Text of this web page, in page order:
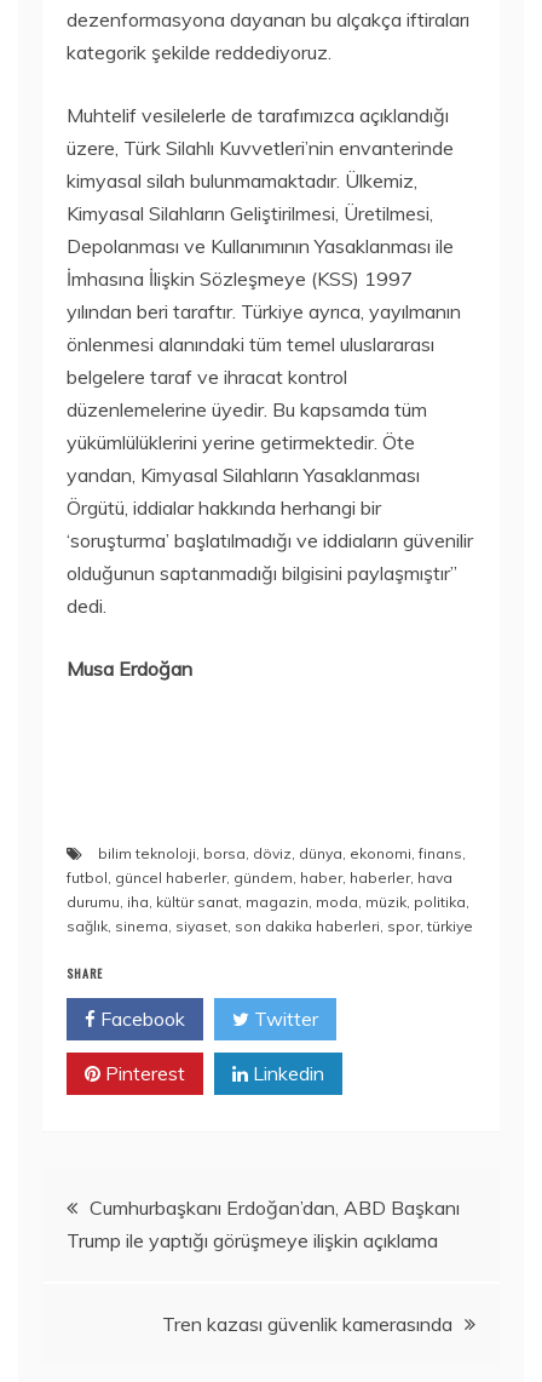
dezenformasyona dayanan bu alçakça iftiraları
kategorik şekilde reddediyoruz.
Muhtelif vesilelerle de tarafımızca açıklandığı
üzere, Türk Silahlı Kuvvetleri’nin envanterinde
kimyasal silah bulunmamaktadır. Ülkemiz,
Kimyasal Silahların Geliştirilmesi, Üretilmesi,
Depolanması ve Kullanımının Yasaklanması ile
İmhasına İlişkin Sözleşmeye (KSS) 1997
yılından beri taraftır. Türkiye ayrıca, yayılmanın
önlenmesi alanındaki tüm temel uluslararası
belgelere taraf ve ihracat kontrol
düzenlemelerine üyedir. Bu kapsamda tüm
yükümlülüklerini yerine getirmektedir. Öte
yandan, Kimyasal Silahların Yasaklanması
Örgütü, iddialar hakkında herhangi bir
‘soruşturma’ başlatılmadığı ve iddiaların güvenilir
olduğunun saptanmadığı bilgisini paylaşmıştır”
dedi.
Musa Erdoğan
bilim teknoloji, borsa, döviz, dünya, ekonomi,finans,
futbol, güncel haberler, gündem, haber, haberler, hava
durumu, iha, kültür sanat, magazin, moda, müzik, politika,
sağlık, sinema, siyaset, son dakika haberleri, spor,türkiye
SHARE
Facebook Twitter
Pinterest Linkedin
Yazı
gezinmesi
Cumhurbaşkanı Erdoğan’dan, ABD Başkanı
Trump ile yaptığı görüşmeye ilişkin açıklama
Tren kazası güvenlik kamerasında